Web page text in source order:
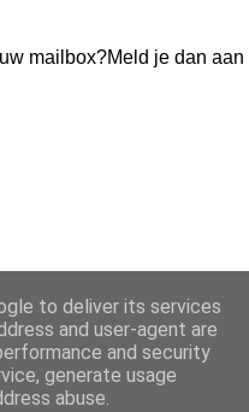
mailbox?Meld je dan aan
to deliver its services
and user-agent are
and security
generate usage
abuse.